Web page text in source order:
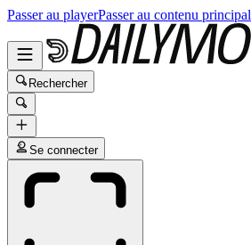
Passer au playerPasser au contenu principal
Rechercher
Se connecter